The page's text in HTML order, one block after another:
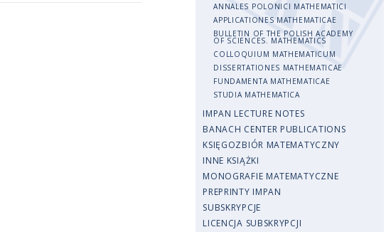
ANNALES POLONICI MATHEMATICI
APPLICATIONES MATHEMATICAE
BULLETIN OF THE POLISH ACADEMY
OF SCIENCES. MATHEMATICS
COLLOQUIUM MATHEMATICUM
DISSERTATIONES MATHEMATICAE
FUNDAMENTA MATHEMATICAE
STUDIA MATHEMATICA
IMPAN LECTURE NOTES
BANACH CENTER PUBLICATIONS
KSIĘGOZBIÓR MATEMATYCZNY
INNE KSIĄŻKI
MONOGRAFIE MATEMATYCZNE
PREPRINTY IMPAN
SUBSKRYPCJE
LICENCJA SUBSKRYPCJI